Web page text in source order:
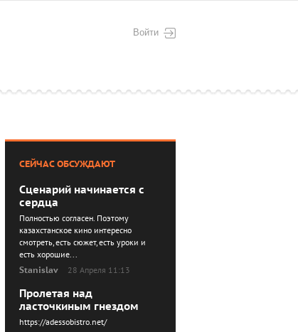
Войти
СЕЙЧАС ОБСУЖДАЮТ
Сценарий начинается с
сердца
Полностью согласен. Поэтому
казахстанское кино интересно
смотреть, есть сюжет, есть уроки и
есть хорошие...
Stanislav
28 Апреля 11:13
Пролетая над
ласточкиным гнездом
https://adessobistro.net/